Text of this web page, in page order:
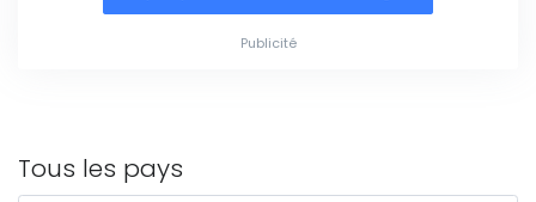
Publicité
Tous les pays